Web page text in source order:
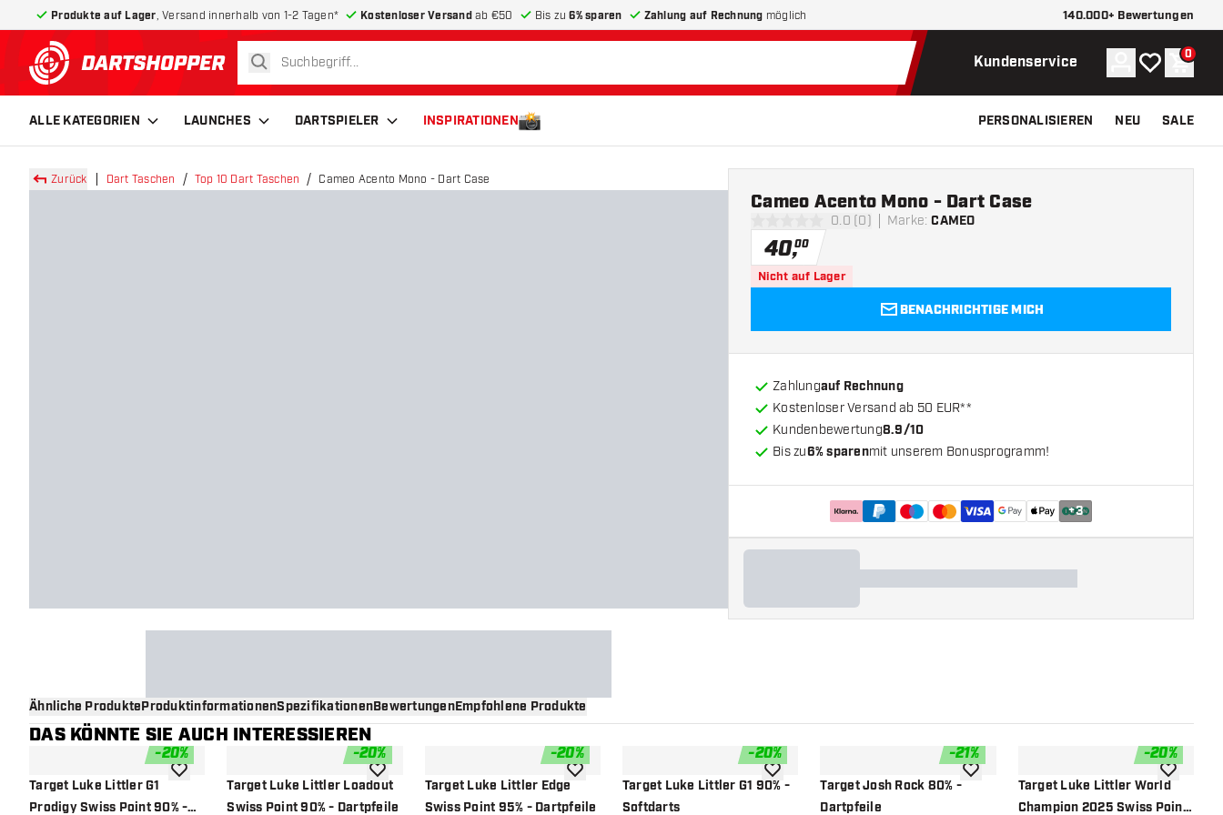
Produkte auf Lager , Versand innerhalb von 1-2 Tagen* Kostenloser Versandab €50 Bis zu6% sparen Zahlung auf Rechnung möglich 140.000+ Bewertungen
zurück zur Startseite
suchen Kundenservice Konto
Meine 0
ALLE KATEGORIEN LAUNCHES DARTSPIELER INSPIRATIONEN PERSONALISIEREN NEU SALE
Zurück Dart Taschen Top 10 Dart Taschen Cameo Acento Mono - Dart Case
0 Bewertungssterne
0.0 (0) Marke: CAMEO
Cameo Acento Mono - Dart Case
40,00
Nicht auf Lager
BENACHRICHTIGE MICH
Zahlungauf Rechnung
Kostenloser Versand ab 50 EUR**
Kundenbewertung8.9/10
Bis zu6% sparenmit unserem Bonusprogramm!
+3
Ähnliche ProdukteProduktinformationenSpezifikationenBewertungenEmpfohlene Produkte
DAS KÖNNTE SIE AUCH INTERESSIEREN
-20%
Target Luke Littler G1
Prodigy Swiss Point 90% -
Zur Wunschliste hinzufügen
-20%
Target Luke Littler Loadout
Swiss Point 90% - Dartpfeile
Zur Wunschliste hinzufügen
-20%
Target Luke Littler Edge
Swiss Point 95% - Dartpfeile
Zur Wunschliste hinzufügen
-20%
Target Luke Littler G1 90% -
Softdarts
Zur Wunschliste hinzufügen
-21%
Target Josh Rock 80% -
Dartpfeile
Zur Wunschliste hinzufügen
-20%
Target Luke Littler World
Champion 2025 Swiss Point
Zur